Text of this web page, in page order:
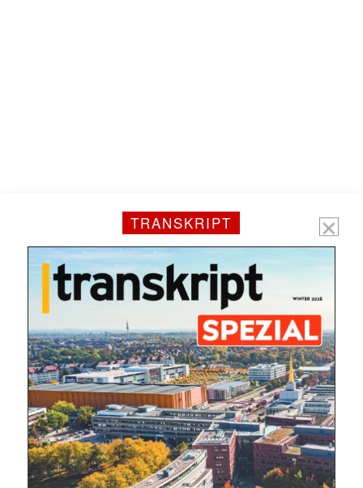
TRANSKRIPT